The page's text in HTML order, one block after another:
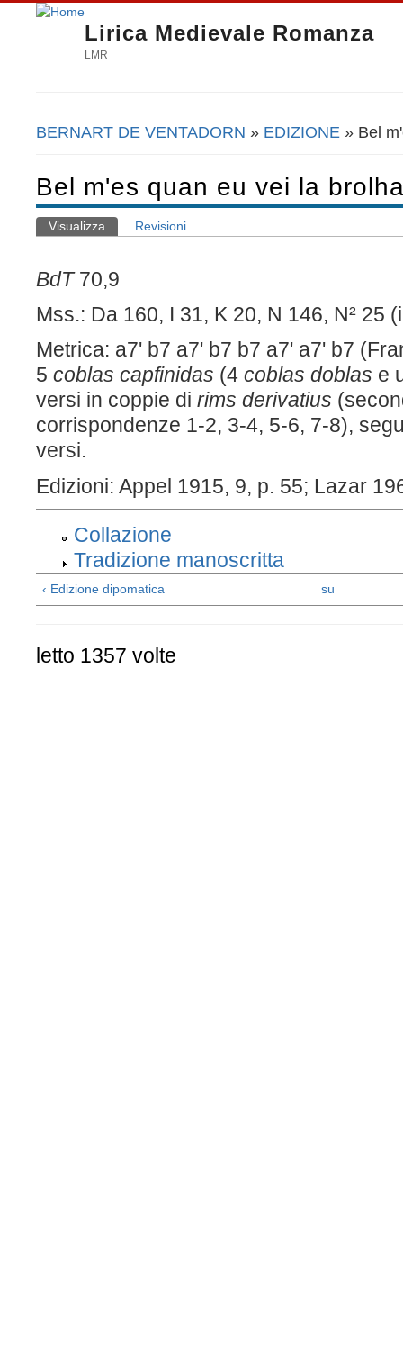
Lirica Medievale Romanza
LMR
Tu sei qui
BERNART DE VENTADORN » EDIZIONE » Bel
Bel m'es quan eu vei la
Schede primarie
Visualizza (scheda attiva)
Revisioni
BdT70,9
Mss.: Da 160, I 31, K 20, N 146, N² 25
Metrica: a7' b7 a7' b7 b7 a7' a7' b7
5 coblas capfinidas (4 coblas doblas e
versi in coppie di rims derivatius
corrispondenze 1-2, 3-4, 5-6, 7-8),
versi.
Edizioni: Appel 1915, 9, p. 55; Lazar
Collazione
Tradizione manoscritta
‹ Edizione dipomatica su
letto 1357 volte